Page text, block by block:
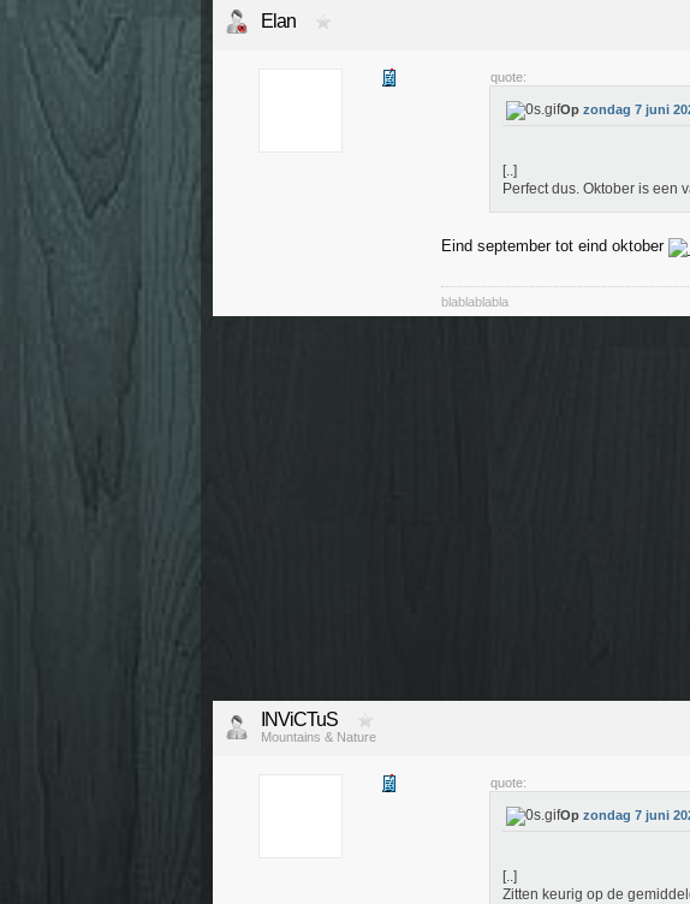
Elan
quote:
Op zondag 7 juni
[..]
Perfect dus. Oktober is een
Eind september tot eind oktober
blablablabla
INViCTuS
Mountains & Nature
quote:
Op zondag 7 juni
[..]
Zitten keurig op de